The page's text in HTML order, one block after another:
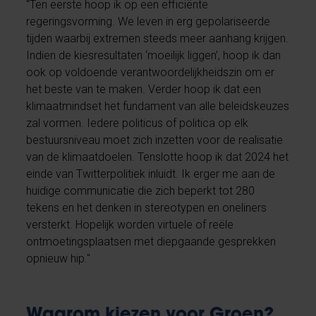
"Ten eerste hoop ik op een efficiënte
regeringsvorming. We leven in erg gepolariseerde
tijden waarbij extremen steeds meer aanhang krijgen.
Indien de kiesresultaten ‘moeilijk liggen’, hoop ik dan
ook op voldoende verantwoordelijkheidszin om er
het beste van te maken. Verder hoop ik dat een
klimaatmindset het fundament van alle beleidskeuzes
zal vormen. Iedere politicus of politica op elk
bestuursniveau moet zich inzetten voor de realisatie
van de klimaatdoelen. Tenslotte hoop ik dat 2024 het
einde van Twitterpolitiek inluidt. Ik erger me aan de
huidige communicatie die zich beperkt tot 280
tekens en het denken in stereotypen en oneliners
versterkt. Hopelijk worden virtuele of reële
ontmoetingsplaatsen met diepgaande gesprekken
opnieuw hip."